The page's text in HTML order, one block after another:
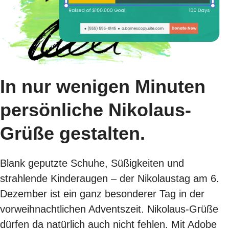
In nur wenigen Minuten
persönliche Nikolaus-
Grüße gestalten.
Blank geputzte Schuhe, Süßigkeiten und
strahlende Kinderaugen – der Nikolaustag am 6.
Dezember ist ein ganz besonderer Tag in der
vorweihnachtlichen Adventszeit. Nikolaus-Grüße
dürfen da natürlich auch nicht fehlen. Mit Adobe